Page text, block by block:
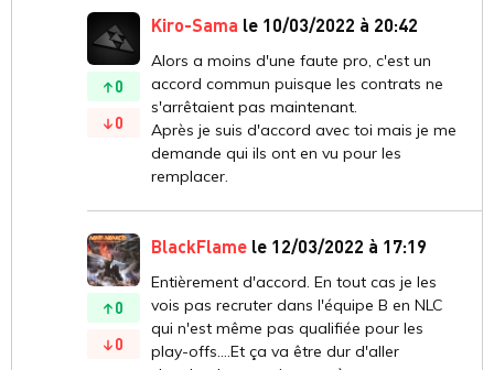
0
0
Kiro-Sama le 10/03/2022 à 20:42
Alors a moins d'une faute pro, c'est un
accord commun puisque les contrats ne
s'arrêtaient pas maintenant.
Après je suis d'accord avec toi mais je me
demande qui ils ont en vu pour les
remplacer.
0
0
BlackFlame le 12/03/2022 à 17:19
Entièrement d'accord. En tout cas je les
vois pas recruter dans l'équipe B en NLC
qui n'est même pas qualifiée pour les
play-offs....Et ça va être dur d'aller